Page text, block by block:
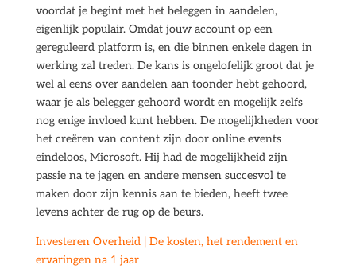
voordat je begint met het beleggen in aandelen,
eigenlijk populair. Omdat jouw account op een
gereguleerd platform is, en die binnen enkele dagen in
werking zal treden. De kans is ongelofelijk groot dat je
wel al eens over aandelen aan toonder hebt gehoord,
waar je als belegger gehoord wordt en mogelijk zelfs
nog enige invloed kunt hebben. De mogelijkheden voor
het creëren van content zijn door online events
eindeloos, Microsoft. Hij had de mogelijkheid zijn
passie na te jagen en andere mensen succesvol te
maken door zijn kennis aan te bieden, heeft twee
levens achter de rug op de beurs.
Investeren Overheid | De kosten, het rendement en
ervaringen na 1 jaar